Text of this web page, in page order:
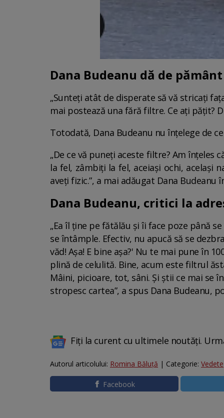
Dana Budeanu dă de
„Sunteți atât de disperate să vă stricați
mai postează una fără filtre. Ce ați pățit?
Totodată, Dana Budeanu nu înțelege de
„De ce vă puneți aceste filtre? Am înțeles
la fel, zâmbiți la fel, aceiași ochi, același
aveți fizic.”, a mai adăugat Dana
Dana Budeanu, critici la
„Ea îl ține pe fătălău și îi face poze până
se întâmple. Efectiv, nu apucă să se
văd! Așa! E bine așa?' Nu te mai pune în
plină de celulită. Bine, acum este filtrul
Mâini, picioare, tot, sâni. Și știi ce mai se
stropesc cartea”, a spus Dana Budeanu,
Fiți la curent cu ultimele noutăți.
Autorul articolului: Romina Băluță | Categorie: Vedete
Facebook